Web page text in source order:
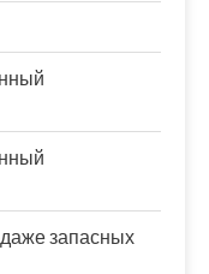
запасных